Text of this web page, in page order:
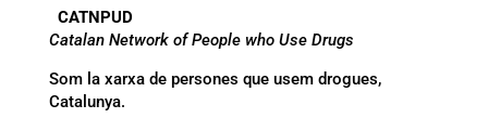
CATNPUD
Catalan Network of People who Use Drugs
Som la xarxa de persones que usem drogues,
Catalunya.